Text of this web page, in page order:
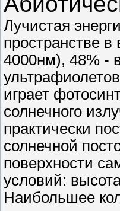
Лучистая
пространстве
4000нм), 48% -
играет
солнечного
практически
солнечной
поверхности
условий:
Наибольшее